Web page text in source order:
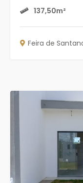
137,50m²
Feira de